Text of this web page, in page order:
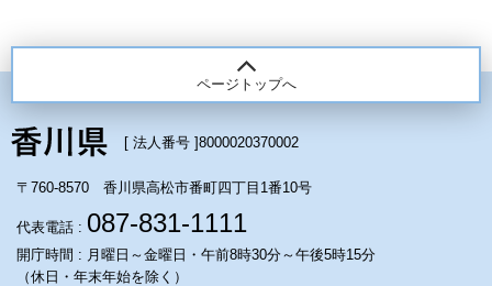
ページトップへ
[ 法人番号 ]8000020370002
〒760-8570 香川県高松市番町四丁目1番10号
代表電話 : 087-831-1111
開庁時間 : 月曜日～金曜日・午前8時30分～午後5時15分
（休日・年末年始を除く）